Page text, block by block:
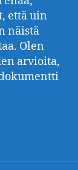
että uin
näistä
Olen
arvioita,